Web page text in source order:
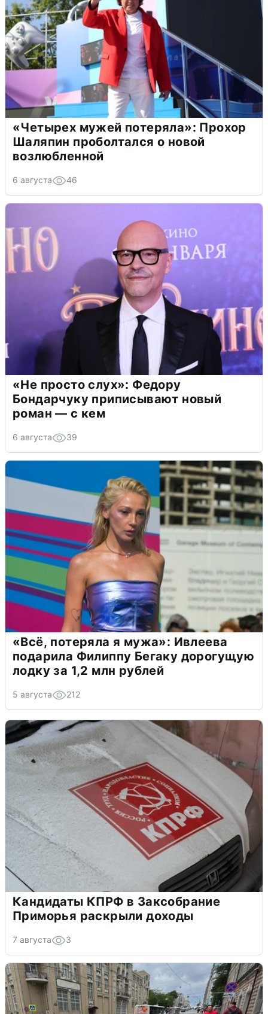
«Четырех мужей потеряла»: Прохор
Шаляпин проболтался о новой
возлюбленной
6 августа 46
«Не просто слух»: Федору
Бондарчуку приписывают новый
роман — с кем
6 августа 39
«Всё, потеряла я мужа»: Ивлеева
подарила Филиппу Бегаку дорогущую
лодку за 1,2 млн рублей
5 августа 212
Кандидаты КПРФ в Заксобрание
Приморья раскрыли доходы
7 августа 3